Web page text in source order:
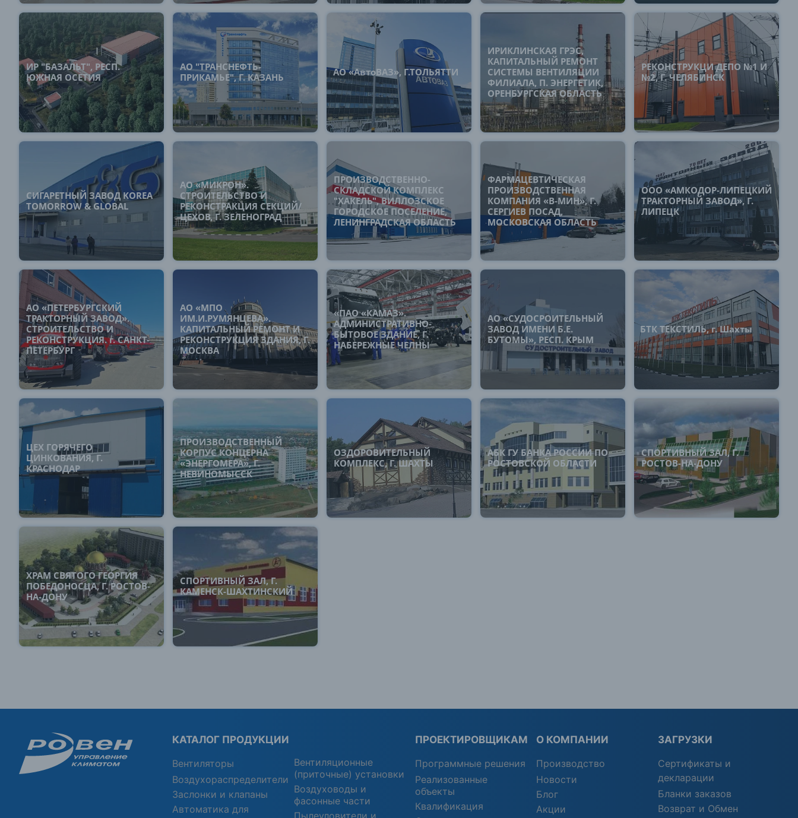
ИР "БАЗАЛЬТ", РЕСП.
ЮЖНАЯ ОСЕТИЯ
АО "ТРАНСНЕФТЬ-
ПРИКАМЬЕ", Г. КАЗАНЬ
АО «АвтоВАЗ», Г.ТОЛЬЯТТИ
ИРИКЛИНСКАЯ ГРЭС,
КАПИТАЛЬНЫЙ РЕМОНТ
СИСТЕМЫ ВЕНТИЛЯЦИИ
ФИЛИАЛА, П. ЭНЕРГЕТИК,
ОРЕНБУРГСКАЯ ОБЛАСТЬ
РЕКОНСТРУКЦИ ДЕПО №1 И
№2, Г. ЧЕЛЯБИНСК
СИГАРЕТНЫЙ ЗАВОД KOREA
TOMORROW & GLOBAL
АО «МИКРОН».
СТРОИТЕЛЬСТВО И
РЕКОНСТРАКЦИЯ СЕКЦИЙ/
ЦЕХОВ, Г. ЗЕЛЕНОГРАД
ПРОИЗВОДСТВЕННО-
СКЛАДСКОЙ КОМПЛЕКС
"ХАКЕЛЬ", ВИЛЛОЗСКОЕ
ГОРОДСКОЕ ПОСЕЛЕНИЕ,
ЛЕНИНГРАДСКАЯ ОБЛАСТЬ
ФАРМАЦЕВТИЧЕСКАЯ
ПРОИЗВОДСТВЕННАЯ
КОМПАНИЯ «В-МИН», Г.
СЕРГИЕВ ПОСАД,
МОСКОВСКАЯ ОБЛАСТЬ
ООО «АМКОДОР-ЛИПЕЦКИЙ
ТРАКТОРНЫЙ ЗАВОД», Г.
ЛИПЕЦК
АО «ПЕТЕРБУРГСКИЙ
ТРАКТОРНЫЙ ЗАВОД».
СТРОИТЕЛЬСТВО И
РЕКОНСТРУКЦИЯ. г. САНКТ-
ПЕТЕРБУРГ
АО «МПО
ИМ.И.РУМЯНЦЕВА».
КАПИТАЛЬНЫЙ РЕМОНТ И
РЕКОНСТРУКЦИЯ ЗДАНИЯ, Г.
МОСКВА
«ПАО «КАМАЗ».
АДМИНИСТРАТИВНО-
БЫТОВОЕ ЗДАНИЕ, Г.
НАБЕРЕЖНЫЕ ЧЕЛНЫ
АО «СУДОСРОИТЕЛЬНЫЙ
ЗАВОД ИМЕНИ Б.Е.
БУТОМЫ», РЕСП. КРЫМ
БТК ТЕКСТИЛЬ, г. Шахты
ЦЕХ ГОРЯЧЕГО
ЦИНКОВАНИЯ, Г.
КРАСНОДАР
ПРОИЗВОДСТВЕННЫЙ
КОРПУС КОНЦЕРНА
«ЭНЕРГОМЕРА», Г.
НЕВИНОМЫССК
ОЗДОРОВИТЕЛЬНЫЙ
КОМПЛЕКС, Г. ШАХТЫ
АБК ГУ БАНКА РОССИИ ПО
РОСТОВСКОЙ ОБЛАСТИ
СПОРТИВНЫЙ ЗАЛ, Г.
РОСТОВ-НА-ДОНУ
ХРАМ СВЯТОГО ГЕОРГИЯ
ПОБЕДОНОСЦА, Г. РОСТОВ-
НА-ДОНУ
СПОРТИВНЫЙ ЗАЛ, Г.
КАМЕНСК-ШАХТИНСКИЙ
КАТАЛОГ ПРОДУКЦИИ
Вентиляторы
Воздухораспределители
Заслонки и клапаны
Автоматика для
Вентиляционные
(приточные) установки
Воздуховоды и
фасонные части
Пылеуловители и
ПРОЕКТИРОВЩИКАМ
Программные решения
Реализованные
объекты
Квалификация
О КОМПАНИИ
Производство
Новости
Блог
Акции
ЗАГРУЗКИ
Сертификаты и
декларации
Бланки заказов
Возврат и Обмен